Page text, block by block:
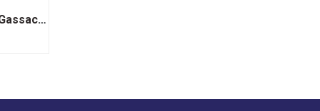
Rượu Vang Trắng Moulin De Gassac Guilhem